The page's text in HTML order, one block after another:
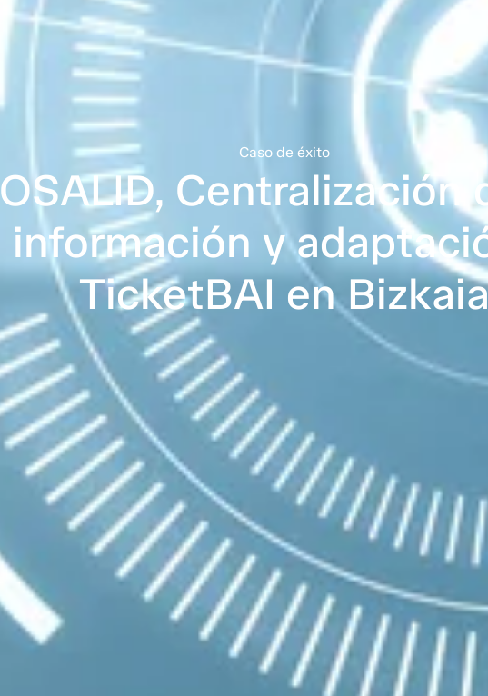
Caso de éxito
OSALID, Centralización
información y
TicketBAI en